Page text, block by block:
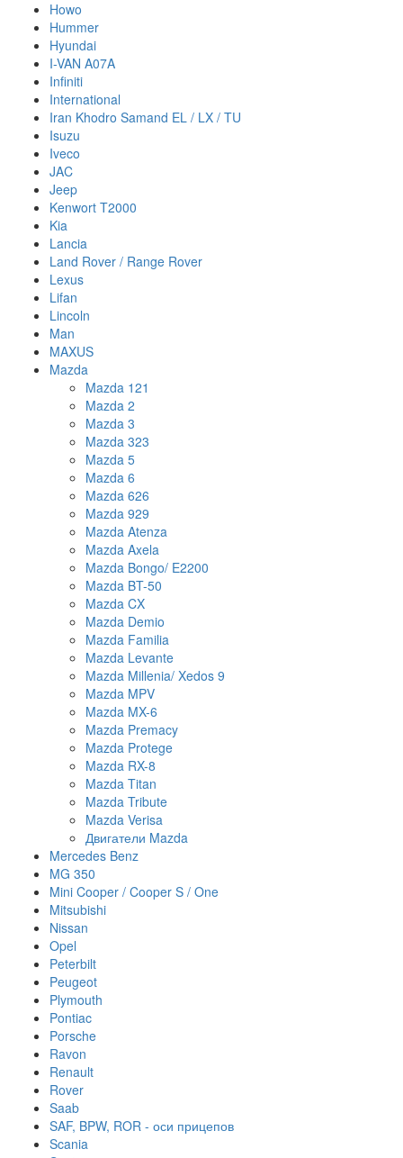
Howo
Hummer
Hyundai
I-VAN A07A
Infiniti
International
Iran Khodro Samand EL / LX / TU
Isuzu
Iveco
JAC
Jeep
Kenwort T2000
Kia
Lancia
Land Rover / Range Rover
Lexus
Lifan
Lincoln
Man
MAXUS
Mazda
Mazda 121
Mazda 2
Mazda 3
Mazda 323
Mazda 5
Mazda 6
Mazda 626
Mazda 929
Mazda Atenza
Mazda Axela
Mazda Bongo/ E2200
Mazda BT-50
Mazda CX
Mazda Demio
Mazda Familia
Mazda Levante
Mazda Millenia/ Xedos 9
Mazda MPV
Mazda MX-6
Mazda Premacy
Mazda Protege
Mazda RX-8
Mazda Titan
Mazda Tribute
Mazda Verisa
Двигатели Mazda
Mercedes Benz
MG 350
Mini Cooper / Cooper S / One
Mitsubishi
Nissan
Opel
Peterbilt
Peugeot
Plymouth
Pontiac
Porsche
Ravon
Renault
Rover
Saab
SAF, BPW, ROR - оси прицепов
Scania